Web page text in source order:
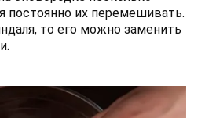
постоянно их перемешивать.
то его можно заменить